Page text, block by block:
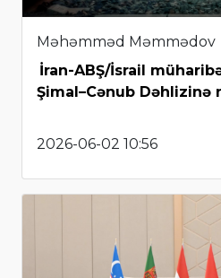
Məhəmməd Məmmədov
İran-ABŞ/İsrail
Şimal–Cənub Dəhlizinə
2026-06-02 10:56